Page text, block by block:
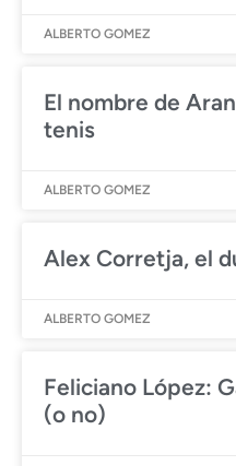
ALBERTO GOMEZ
El nombre de
tenis
ALBERTO GOMEZ
Alex Corretja, el
ALBERTO GOMEZ
Feliciano López:
(o no)